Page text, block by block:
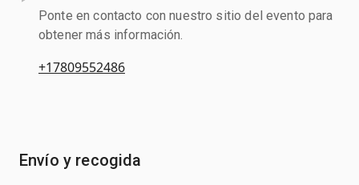
Ponte en contacto con nuestro sitio del evento para
obtener más información.
+17809552486
Envío y recogida